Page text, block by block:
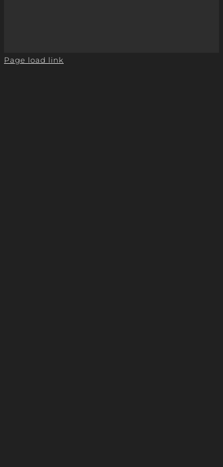
Page load link